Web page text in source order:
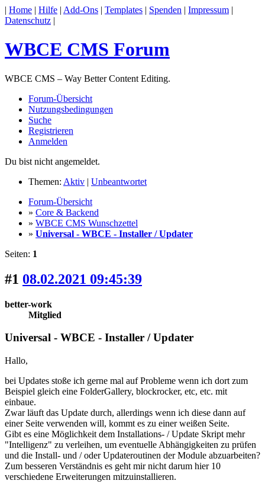
| Home | Hilfe | Add-Ons | Templates | Spenden | Impressum |
Datenschutz |
WBCE CMS Forum
WBCE CMS – Way Better Content Editing.
Forum-Übersicht
Nutzungsbedingungen
Suche
Registrieren
Anmelden
Du bist nicht angemeldet.
Themen: Aktiv | Unbeantwortet
Forum-Übersicht
» Core & Backend
» WBCE CMS Wunschzettel
» Universal - WBCE - Installer / Updater
Seiten: 1
#1 08.02.2021 09:45:39
better-work
Mitglied
Universal - WBCE - Installer / Updater
Hallo,
bei Updates stoße ich gerne mal auf Probleme wenn ich dort zum
Beispiel gleich eine FolderGallery, blockrocker, etc, etc. mit
einbaue.
Zwar läuft das Update durch, allerdings wenn ich diese dann auf
einer Seite verwenden will, kommt es zu einer weißen Seite.
Gibt es eine Möglichkeit dem Installations- / Update Skript mehr
"Intelligenz" zu verleihen, um eventuelle Abhängigkeiten zu prüfen
und die Install- und / oder Updateroutinen der Module abzuarbeiten?
Zum besseren Verständnis es geht mir nicht darum hier 10
verschiedene Erweiterungen mitzuinstallieren.